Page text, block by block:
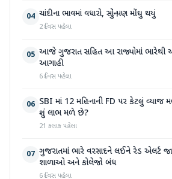
04 ચાંદીના ભાવમાં વધારો, સોનું પણ મોંઘુ થયું
2 દિવસ પહેલા
05 આજે ગુજરાત સહિત આ રાજ્યોમાં ભારેથી
આગાહી
6 દિવસ પહેલા
06 SBI માં 12 મહિનાની FD પર કેટલું વ્યાજ
શું લાભ મળે છે?
21 કલાક પહેલા
07 ગુજરાતમાં ભારે વરસાદને લઈને રેડ એલર્ટ
શાળાઓ અને કોલેજો બંધ
6 દિવસ પહેલા